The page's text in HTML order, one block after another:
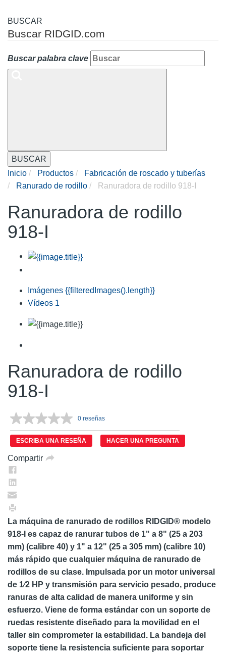
BUSCAR
Buscar RIDGID.com
Buscar palabra clave
BUSCAR
Inicio
Productos
Fabricación de roscado y tuberías
Ranurado de rodillo
Ranuradora de rodillo 918-I
Ranuradora de rodillo
918-I
Imágenes {{filteredImages().length}}
Vídeos 1
Ranuradora de rodillo
918-I
Sin
puntuación.
Enlace
en
0 reseñas
ESCRIBA UNA RESEÑA HACER UNA PREGUNTA
Compartir
La máquina de ranurado de rodillos RIDGID® modelo
918-I es capaz de ranurar tubos de 1" a 8" (25 a 203
mm) (calibre 40) y 1" a 12" (25 a 305 mm) (calibre 10)
más rápido que cualquier máquina de ranurado de
rodillos de su clase. Impulsada por un motor universal
de 1⁄2 HP y transmisión para servicio pesado, produce
ranuras de alta calidad de manera uniforme y sin
esfuerzo. Viene de forma estándar con un soporte de
ruedas resistente diseñado para la movilidad en el
taller sin comprometer la estabilidad. La bandeja del
soporte tiene la resistencia suficiente para soportar